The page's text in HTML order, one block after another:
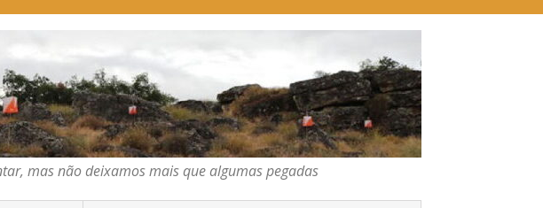
mais que algumas pegadas
mas não deixamos mais que algumas pegadas